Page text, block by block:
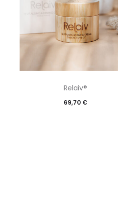
Relaiv®
69,70 €